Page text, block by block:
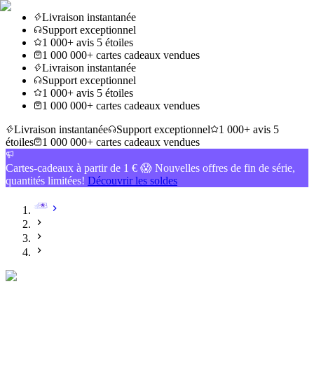
Livraison instantanée
Support exceptionnel
1 000+ avis 5 étoiles
1 000 000+ cartes cadeaux vendues
Livraison instantanée
Support exceptionnel
1 000+ avis 5 étoiles
1 000 000+ cartes cadeaux vendues
Livraison instantanée
Support exceptionnel
1 000+ avis 5
étoiles
1 000 000+ cartes cadeaux vendues
Cartes-cadeaux à partir de 1 € 😱 Nouvelles offres de fin de série,
quantités limitées! Découvrir les soldes